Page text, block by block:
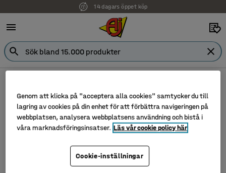
14 dagars öppet köp
Det finns inga produkter i denna kategorin.
Besök gärna Tillbehör
Genom att klicka på "acceptera alla cookies" samtycker du till
lagring av cookies på din enhet för att förbättra navigeringen på
webbplatsen, analysera webbplatsens användning och bistå i
våra marknadsföringsinsatser. Läs vår cookie policy här
Cookie-inställningar